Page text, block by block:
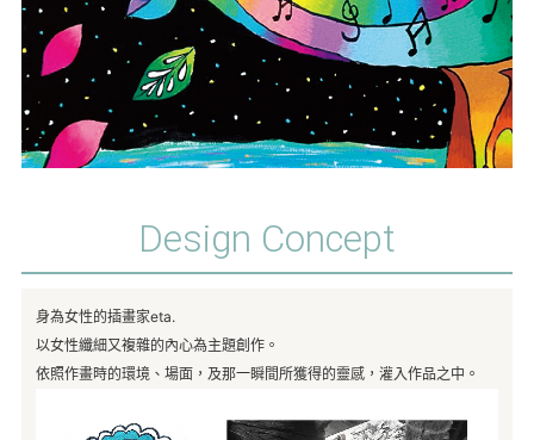
Design Concept
身為女性的插畫家eta.
以女性纖細又複雜的內心為主題創作。
依照作畫時的環境、場面，及那一瞬間所獲得的靈感，灌入作品之中。